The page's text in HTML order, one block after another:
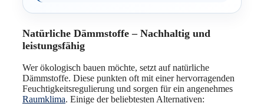
Natürliche Dämmstoffe – Nachhaltig und
leistungsfähig
Wer ökologisch bauen möchte, setzt auf natürliche
Dämmstoffe. Diese punkten oft mit einer hervorragenden
Feuchtigkeitsregulierung und sorgen für ein angenehmes
Raumklima. Einige der beliebtesten Alternativen: